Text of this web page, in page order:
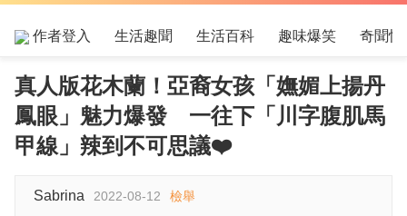
作者登入 生活趣聞 生活百科 趣味爆笑 奇聞怪
真人版花木蘭！亞裔女孩「嫵媚上揚丹
鳳眼」魅力爆發 一往下「川字腹肌馬
甲線」辣到不可思議❤️
Sabrina 2022-08-12 檢舉